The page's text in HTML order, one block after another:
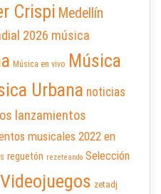
Crispi Medellín
2026 música
Música en vivo Música
Urbana noticias
lanzamientos
musicales 2022 en
reguetón rezeteando Selección
Videojuegos zetadj